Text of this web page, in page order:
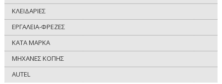
ΚΛΕΙΔΑΡΙΕΣ
ΕΡΓΑΛΕΙΑ-ΦΡΕΖΕΣ
ΚΑΤΑ ΜΑΡΚΑ
ΜΗΧΑΝΕΣ ΚΟΠΗΣ
AUTEL